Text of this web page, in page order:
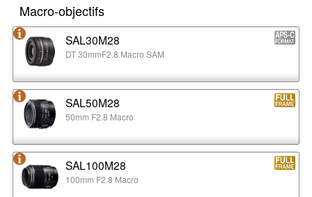
Macro-objectifs
SAL30M28
DT 30mmF2.8 Macro SAM
SAL50M28
50mm F2.8 Macro
SAL100M28
100mm F2.8 Macro